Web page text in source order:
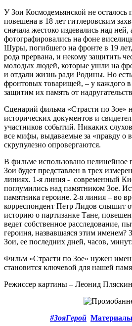
У Зои Космодемьянской не осталось
повешена в 18 лет гитлеровским
сначала жестоко издевались над ней,
фотографировались на фоне
Шуры, погибшего на фронте в 19
рода прервана, и некому защитить
молодых людей, которые ушли на
и отдали жизнь ради Родины. Но
фронтовых товарищей, – у каждого
защитим их память от
Сценарий фильма «Страсти по Зое»
исторических документов и
участников событий. Никаких
все мифы, выдаваемые за «правду о
скрупулезно опровергаются.
В фильме использовано нелинейное
Зои будет представлен в трех
линиях. 1-я линия - современный
поглумились над памятником Зое.
памятника героине. 2-я линия – во
корреспондент Петр Лидов слышит
историю о партизанке Тане,
ведет собственное расследование,
героиня, назвавшаяся этим именем?
Зои, ее последних дней, часов, минут.
Фильм «Страсти по Зое» нужен
становится ключевой для нашей
Режиссер картины – Леонид
#ЗояГерой